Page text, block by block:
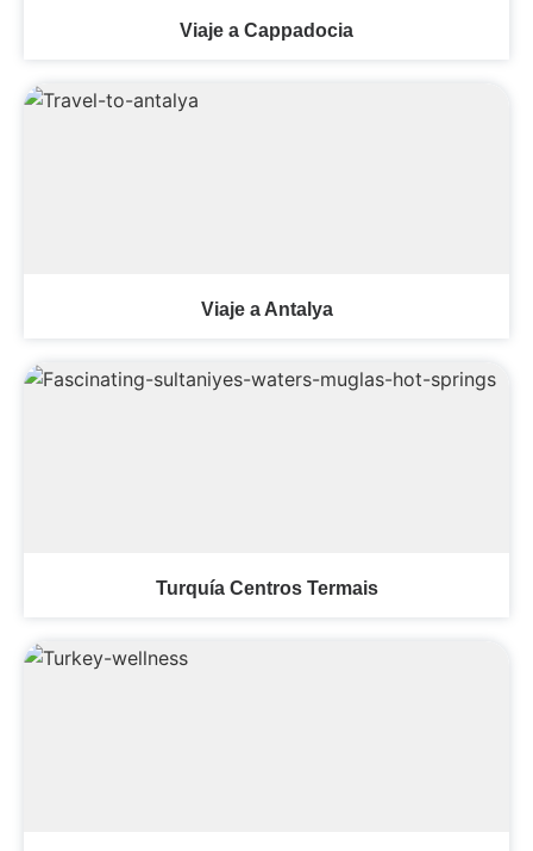
Viaje a Cappadocia
Viaje a Antalya
Turquía Centros Termais